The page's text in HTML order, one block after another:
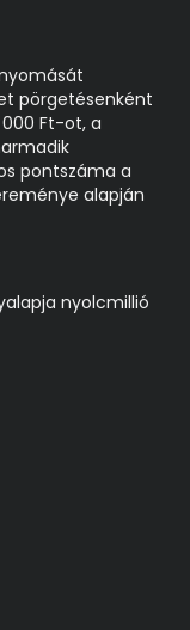
pörgetésenként
Ft-ot, a
pontszáma a
alapján
nyolcmillió